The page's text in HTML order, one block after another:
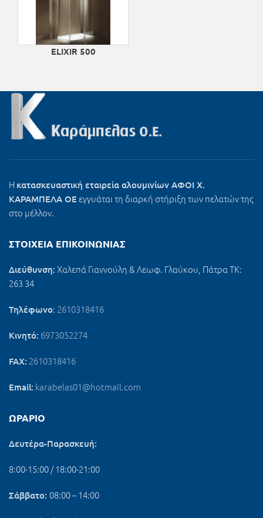
ELIXIR 500
Η κατασκευαστική εταιρεία αλουμινίων ΑΦΟΙ Χ.
ΚΑΡΑΜΠΕΛΑ ΟΕ εγγυάται τη διαρκή στήριξη των πελατών της
στο μέλλον.
ΣΤΟΙΧΕΊΑ ΕΠΙΚΟΙΝΩΝΊΑΣ
Διεύθυνση: Χαλεπά Γιαννούλη & Λεωφ. Γλαύκου, Πάτρα ΤΚ:
263 34
Τηλέφωνο: 2610318416
Κινητό: 6973052274
FAX: 2610318416
Email: karabelas01@hotmail.com
ΩΡΆΡΙΟ
Δευτέρα-Παρασκευή:
8:00-15:00 / 18:00-21:00
Σάββατο: 08:00 – 14:00